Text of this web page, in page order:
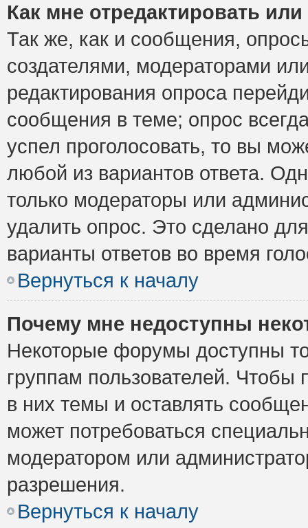
Как мне отредактировать
Так же, как и сообщения,
создателями, модераторами
редактирования опроса
сообщения в теме; опрос
успел проголосовать, то вы
любой из вариантов ответа.
только модераторы или
удалить опрос. Это сделано
варианты ответов во время
Вернуться к началу
Почему мне недоступны
Некоторые форумы доступны
группам пользователей. Чтобы
в них темы и оставлять
может потребоваться
модератором или
разрешения.
Вернуться к началу